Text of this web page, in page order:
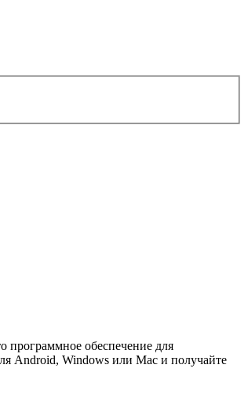
программное обеспечение для
Android, Windows или Mac и получайте